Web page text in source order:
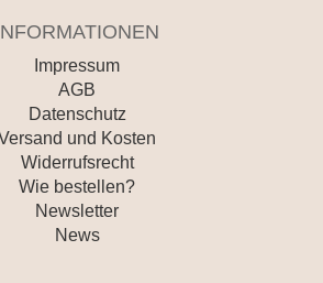
Impressum
AGB
Datenschutz
und Kosten
Widerrufsrecht
Wie bestellen?
Newsletter
News